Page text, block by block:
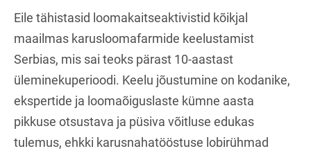
Eile tähistasid loomakaitseaktivistid kõikjal
maailmas karusloomafarmide keelustamist
Serbias, mis sai teoks pärast 10-aastast
üleminekuperioodi. Keelu jõustumine on kodanike,
ekspertide ja loomaõiguslaste kümne aasta
pikkuse otsustava ja püsiva võitluse edukas
tulemus, ehkki karusnahatööstuse lobirühmad